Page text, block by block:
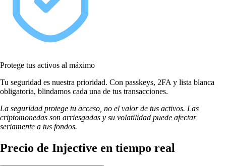
Protege tus activos al máximo
Tu seguridad es nuestra prioridad. Con passkeys, 2FA y lista blanca
obligatoria, blindamos cada una de tus transacciones.
La seguridad protege tu acceso, no el valor de tus activos. Las
criptomonedas son arriesgadas y su volatilidad puede afectar
seriamente a tus fondos.
Precio de Injective en tiempo real